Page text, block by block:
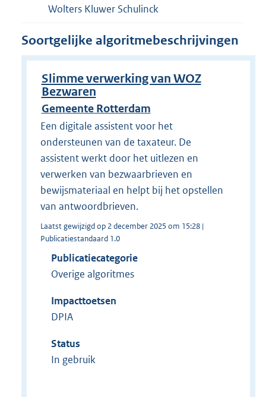
Wolters Kluwer Schulinck
Soortgelijke algoritmebeschrijvingen
Slimme verwerking van WOZ
Bezwaren
Gemeente Rotterdam
Een digitale assistent voor het
ondersteunen van de taxateur. De
assistent werkt door het uitlezen en
verwerken van bezwaarbrieven en
bewijsmateriaal en helpt bij het opstellen
van antwoordbrieven.
Laatst gewijzigd op 2 december 2025 om 15:28 |
Publicatiestandaard 1.0
Publicatiecategorie
Overige algoritmes
Impacttoetsen
DPIA
Status
In gebruik